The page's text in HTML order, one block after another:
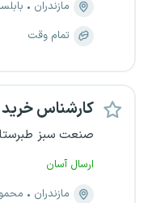
مازندران
تمام وقت
کارشناس خرید
صنعت سبز
ارسال آسان
مازندران